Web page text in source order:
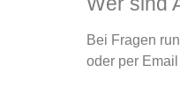
Bei Fragen
oder per